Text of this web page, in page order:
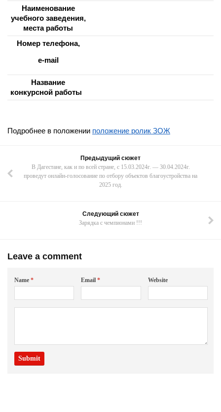
Наименование
учебного заведения,
места работы
Номер телефона,
е-mail
Название
конкурсной работы
Подробнее в положении положение ролик ЗОЖ
Предыдущий сюжет
В Дагестане, как и по всей стране, с 15.03.2024г. — 30.04.2024г.
проведут онлайн-голосование по отбору объектов благоустройства на
2025 год.
Следующий сюжет
Зарядка с чемпионами !!!
Leave a comment
Name * Email* Website